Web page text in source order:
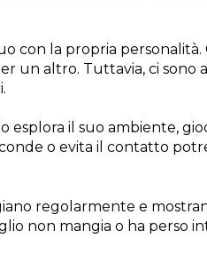
con la propria personalità.
un altro. Tuttavia, ci sono
esplora il suo ambiente,
o evita il contatto
regolarmente e
non mangia o ha perso